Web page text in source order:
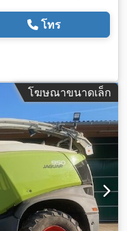
โทร
โฆษณาขนาดเล็ก